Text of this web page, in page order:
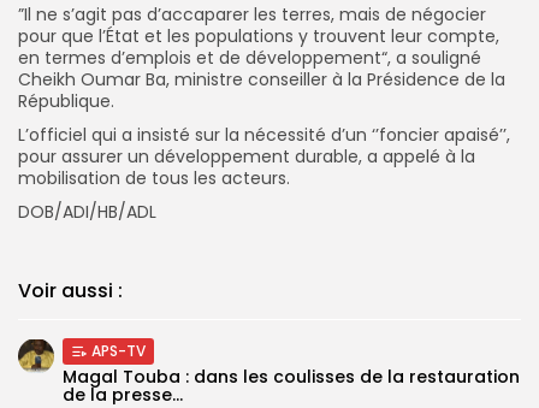
”Il ne s’agit pas d’accaparer les terres, mais de négocier
pour que l’État et les populations y trouvent leur compte,
en termes d’emplois et de développement“, a souligné
Cheikh Oumar Ba, ministre conseiller à la Présidence de la
République.
L’officiel qui a insisté sur la nécessité d’un ‘’foncier apaisé’’,
pour assurer un développement durable, a appelé à la
mobilisation de tous les acteurs.
DOB/ADI/HB/ADL
Voir aussi :
APS-TV
Magal Touba : dans les coulisses de la restauration
de la presse...